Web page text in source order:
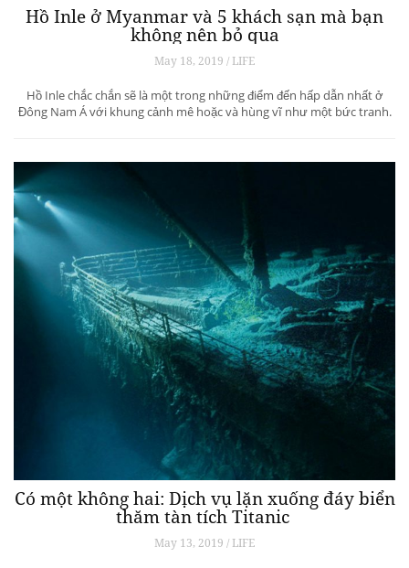
Hồ Inle ở Myanmar và 5 khách sạn mà bạn
không nên bỏ qua
May 18, 2019 / LIFE
Hồ Inle chắc chắn sẽ là một trong những điểm đến hấp dẫn nhất ở
Đông Nam Á với khung cảnh mê hoặc và hùng vĩ như một bức tranh.
Có một không hai: Dịch vụ lặn xuống đáy biển
thăm tàn tích Titanic
May 13, 2019 / LIFE